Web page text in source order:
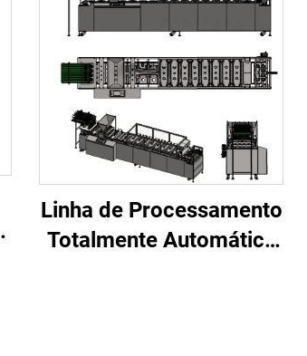
Linha de Processamento
Totalmente Automática